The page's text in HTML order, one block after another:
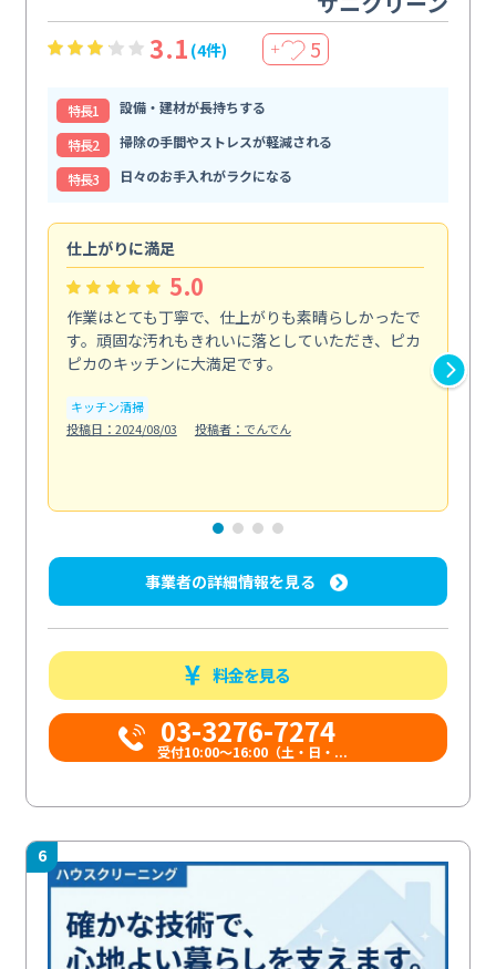
3.1 (4件) ＋ 5
特⻑1
設備・建材が長持ちする
特⻑2
掃除の手間やストレスが軽減される
特⻑3
日々のお手入れがラクになる
仕上がりに満足
5.0
作業はとても丁寧で、仕上がりも素晴らしかったで
す。頑固な汚れもきれいに落としていただき、ピカ
ピカのキッチンに大満足です。
キッチン清掃
投稿日：2024/08/03
投稿者：でんでん
事業者の詳細情報を見る
料金を見る
03-3276-7274
受付10:00〜16:00（土・日・...
6